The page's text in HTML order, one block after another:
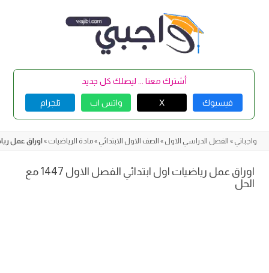
أشترك معنا ... ليصلك كل جديد
فيسبوك X واتس اب تلجرام
واجباتي » الفصل الدراسي الاول » الصف الاول الابتدائي »مادة الرياضيات » اوراق عمل
اوراق عمل رياضيات اول ابتدائي الفصل الاول 1447 مع
الحل